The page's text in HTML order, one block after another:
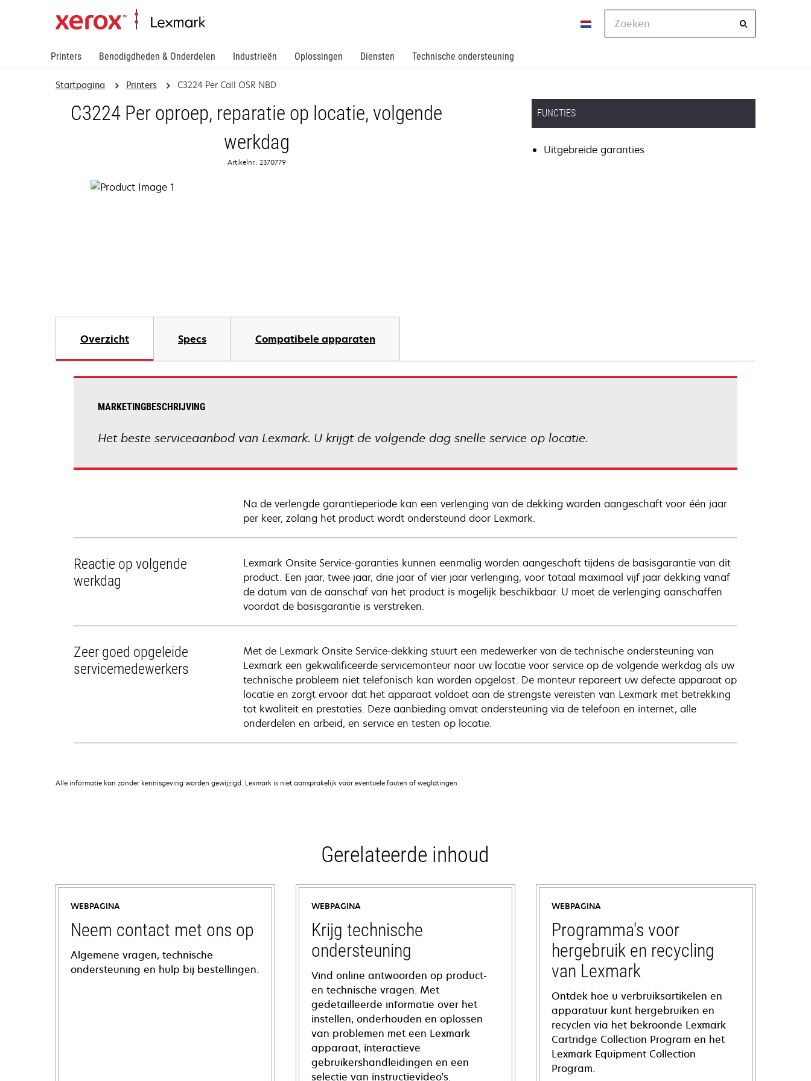
Printers Benodigdheden & Onderdelen Industrieën Oplossingen Diensten Technische ondersteuning
Zoeken
Startpagina Printers C3224 Per Call OSR NBD
C3224 Per oproep, reparatie op locatie, volgende
werkdag
Artikelnr.: 2370779
FUNCTIES
Uitgebreide garanties
Overzicht Specs Compatibele apparaten
MARKETINGBESCHRIJVING
Het beste serviceaanbod van Lexmark. U krijgt de volgende dag snelle service op locatie.
Na de verlengde garantieperiode kan een verlenging van de dekking worden aangeschaft voor één jaar
per keer, zolang het product wordt ondersteund door Lexmark.
Reactie op volgende
werkdag
Lexmark Onsite Service-garanties kunnen eenmalig worden aangeschaft tijdens de basisgarantie van dit
product. Een jaar, twee jaar, drie jaar of vier jaar verlenging, voor totaal maximaal vijf jaar dekking vanaf
de datum van de aanschaf van het product is mogelijk beschikbaar. U moet de verlenging aanschaffen
voordat de basisgarantie is verstreken.
Zeer goed opgeleide
servicemedewerkers
Met de Lexmark Onsite Service-dekking stuurt een medewerker van de technische ondersteuning van
Lexmark een gekwalificeerde servicemonteur naar uw locatie voor service op de volgende werkdag als uw
technische probleem niet telefonisch kan worden opgelost. De monteur repareert uw defecte apparaat op
locatie en zorgt ervoor dat het apparaat voldoet aan de strengste vereisten van Lexmark met betrekking
tot kwaliteit en prestaties. Deze aanbieding omvat ondersteuning via de telefoon en internet, alle
onderdelen en arbeid, en service en testen op locatie.
Alle informatie kan zonder kennisgeving worden gewijzigd. Lexmark is niet aansprakelijk voor eventuele fouten of weglatingen.
Gerelateerde inhoud
WEBPAGINA
Neem contact met ons op
Algemene vragen, technische
ondersteuning en hulp bij bestellingen.
WEBPAGINA
Krijg technische
ondersteuning
Vind online antwoorden op product-
en technische vragen. Met
gedetailleerde informatie over het
instellen, onderhouden en oplossen
van problemen met een Lexmark
apparaat, interactieve
gebruikershandleidingen en een
selectie van instructievideo's.
WEBPAGINA
Programma's voor
hergebruik en recycling
van Lexmark
Ontdek hoe u verbruiksartikelen en
apparatuur kunt hergebruiken en
recyclen via het bekroonde Lexmark
Cartridge Collection Program en het
Lexmark Equipment Collection
Program.